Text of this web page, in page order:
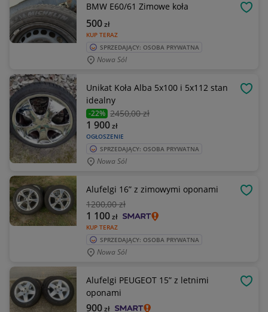
BMW E60/61 Zimowe koła
KUP TERAZ
500zł
SPRZEDAJĄCY: OSOBA PRYWATNA
Nowa Sól
Unikat Koła Alba 5x100 i 5x112 stan
idealny
-22% 2450,00 zł
OGŁOSZENIE
1 900zł
SPRZEDAJĄCY: OSOBA PRYWATNA
Nowa Sól
Alufelgi 16” z zimowymi oponami
1200,00 zł
KUP TERAZ
1 100zł
SPRZEDAJĄCY: OSOBA PRYWATNA
Nowa Sól
Alufelgi PEUGEOT 15” z letnimi
oponami
900zł